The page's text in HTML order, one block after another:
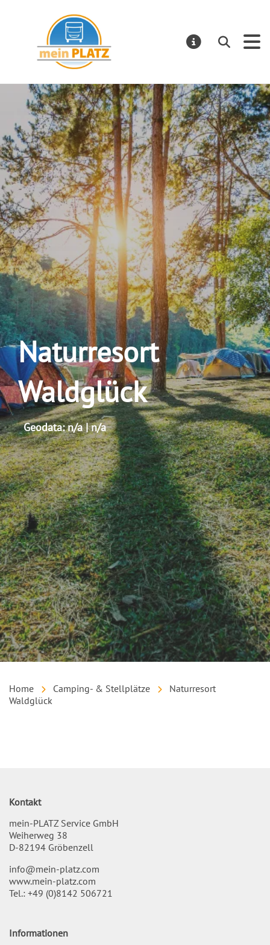
Suchen
Naturresort
Waldglück
Geodata: n/a | n/a
Home Camping- & Stellplätze
Naturresort
Waldglück
Kontakt
mein-PLATZ Service GmbH
Weiherweg 38
D-82194 Gröbenzell
info@mein-platz.com
www.mein-platz.com
Tel.: +49 (0)8142 506721
Informationen